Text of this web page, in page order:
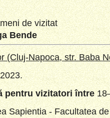
de vizitat
Bende
(Cluj-Napoca, str. Baba
pentru vizitatori între18
Sapientia - Facultatea